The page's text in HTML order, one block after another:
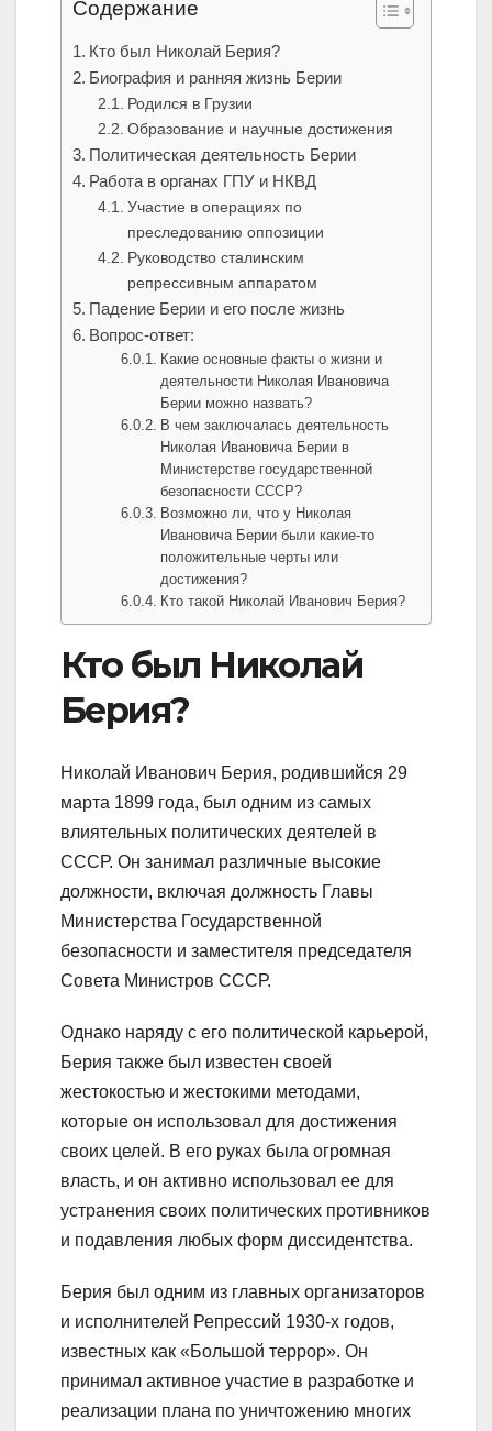
Содержание
Кто был Николай Берия?
Биография и ранняя жизнь Берии
Родился в Грузии
Образование и научные достижения
Политическая деятельность Берии
Работа в органах ГПУ и НКВД
Участие в операциях по
преследованию оппозиции
Руководство сталинским
репрессивным аппаратом
Падение Берии и его после жизнь
Вопрос-ответ:
Какие основные факты о жизни и
деятельности Николая Ивановича
Берии можно назвать?
В чем заключалась деятельность
Николая Ивановича Берии в
Министерстве государственной
безопасности СССР?
Возможно ли, что у Николая
Ивановича Берии были какие-то
положительные черты или
достижения?
Кто такой Николай Иванович Берия?
Кто был Николай
Берия?
Николай Иванович Берия, родившийся 29
марта 1899 года, был одним из самых
влиятельных политических деятелей в
СССР. Он занимал различные высокие
должности, включая должность Главы
Министерства Государственной
безопасности и заместителя председателя
Совета Министров СССР.
Однако наряду с его политической карьерой,
Берия также был известен своей
жестокостью и жестокими методами,
которые он использовал для достижения
своих целей. В его руках была огромная
власть, и он активно использовал ее для
устранения своих политических противников
и подавления любых форм диссидентства.
Берия был одним из главных организаторов
и исполнителей Репрессий 1930-х годов,
известных как «Большой террор». Он
принимал активное участие в разработке и
реализации плана по уничтожению многих